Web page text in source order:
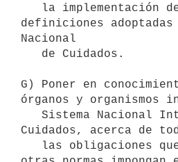
definiciones
Nacional
G) Poner en
órganos y organismos
Cuidados, acerca de